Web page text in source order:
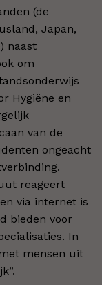
(de
Japan,
naast
om
Hygiëne en
van de
ongeacht
reageert
via internet is
bieden voor
In
mensen uit